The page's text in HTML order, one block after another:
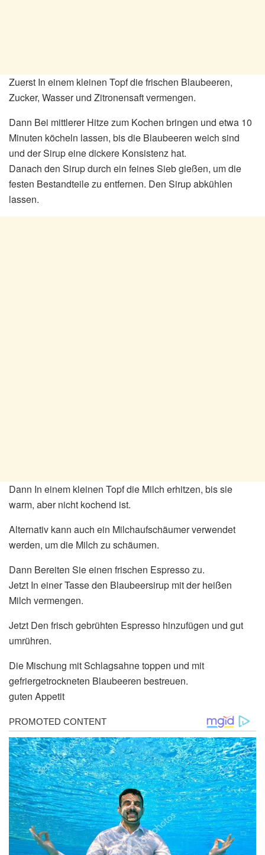
Zuerst In einem kleinen Topf die frischen Blaubeeren,
Zucker, Wasser und Zitronensaft vermengen.
Dann Bei mittlerer Hitze zum Kochen bringen und etwa 10
Minuten köcheln lassen, bis die Blaubeeren weich sind
und der Sirup eine dickere Konsistenz hat.
Danach den Sirup durch ein feines Sieb gießen, um die
festen Bestandteile zu entfernen. Den Sirup abkühlen
lassen.
Dann In einem kleinen Topf die Milch erhitzen, bis sie
warm, aber nicht kochend ist.
Alternativ kann auch ein Milchaufschäumer verwendet
werden, um die Milch zu schäumen.
Dann Bereiten Sie einen frischen Espresso zu.
Jetzt In einer Tasse den Blaubeersirup mit der heißen
Milch vermengen.
Jetzt Den frisch gebrühten Espresso hinzufügen und gut
umrühren.
Die Mischung mit Schlagsahne toppen und mit
gefriergetrockneten Blaubeeren bestreuen.
guten Appetit